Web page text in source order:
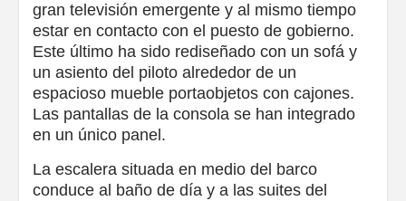
gran televisión emergente y al mismo tiempo
estar en contacto con el puesto de gobierno.
Este último ha sido rediseñado con un sofá y
un asiento del piloto alrededor de un
espacioso mueble portaobjetos con cajones.
Las pantallas de la consola se han integrado
en un único panel.
La escalera situada en medio del barco
conduce al baño de día y a las suites del